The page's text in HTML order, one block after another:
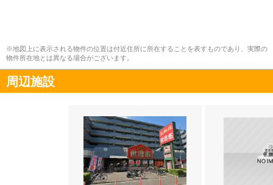
※地図上に表示される物件の位置は付近住所に所在することを表すものであり、実際の
物件所在地とは異なる場合がございます。
周辺施設